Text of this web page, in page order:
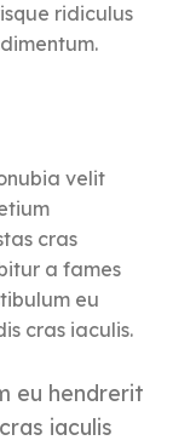
ridiculus
velit
cras
a fames
eu
cras iaculis.
eu hendrerit
iaculis